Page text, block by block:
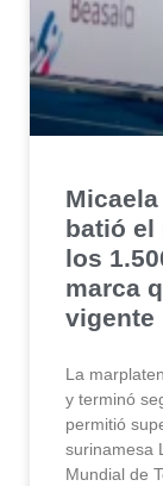
batió el
los
marca
vigente
La
y terminó
permitió
surinamesa
Mundial de